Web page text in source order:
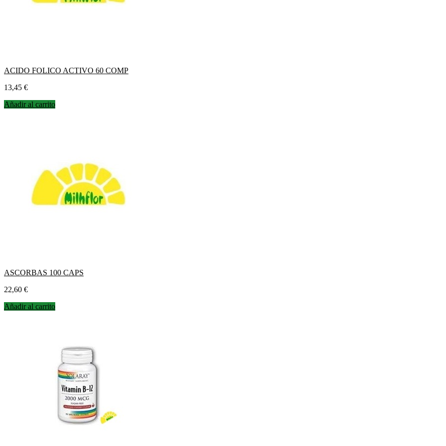
ACIDO FOLICO ACTIVO 60 COMP
Precio
13,45 €
Añadir al carrito
ASCORBAS 100 CAPS
Precio
22,60 €
Añadir al carrito